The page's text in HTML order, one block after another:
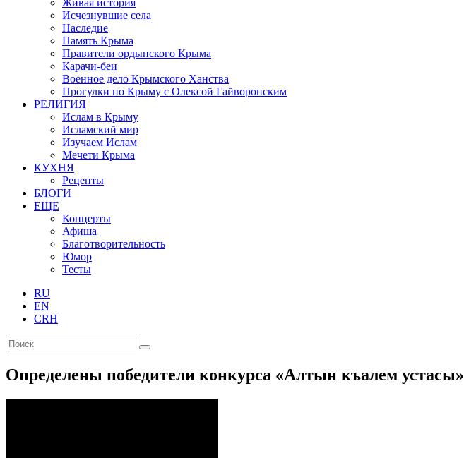
Живая история
Исчезнувшие села
Наследие
Память Крыма
Правители ордынского Крыма
Карачи-беи
Военное дело Крымского Ханства
Прогулки по Крыму с Олексой Гайворонским
РЕЛИГИЯ
Ислам в Крыму
Исламский мир
Изучаем Ислам
Мечети Крыма
КУХНЯ
Рецепты
БЛОГИ
ЕЩЕ
Концерты
Афиша
Благотворительность
Юмор
Тесты
RU
EN
CRH
Определены победители конкурса «Алтын къалем устасы»